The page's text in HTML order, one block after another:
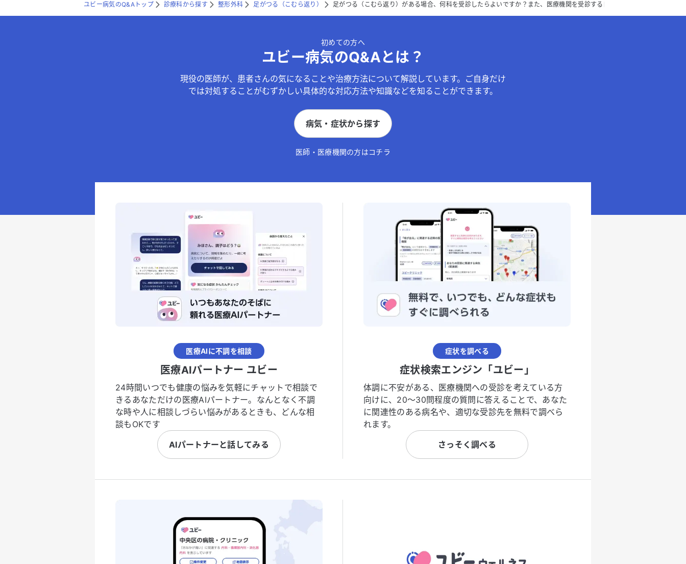
ユビー病気のQ&Aトップ 診療科から探す 整形外科 足がつる（こむら返り） 足がつる（こむら返り）がある場合、何科を受診したらよいですか？また、医療機関を受診する目安はありますか？
初めての方へ
ユビー病気のQ&Aとは？
現役の医師が、患者さんの気になることや治療方法について解説しています。ご自身だけ
では対処することがむずかしい具体的な対応方法や知識などを知ることができます。
病気・症状から探す
医師・医療機関の方はコチラ
医療AIに不調を相談
医療AIパートナー ユビー
24時間いつでも健康の悩みを気軽にチャットで相談で
きるあなただけの医療AIパートナー。なんとなく不調
な時や人に相談しづらい悩みがあるときも、どんな相
談もOKです
AIパートナーと話してみる
症状を調べる
症状検索エンジン「ユビー」
体調に不安がある、医療機関への受診を考えている方
向けに、20〜30問程度の質問に答えることで、あなた
に関連性のある病名や、適切な受診先を無料で調べら
れます。
さっそく調べる